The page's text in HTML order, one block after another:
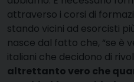
attraverso i corsi di
stando vicini ad esorcisti
nasce dal fatto che, “se è
italiani che decidono di
altrettanto vero che